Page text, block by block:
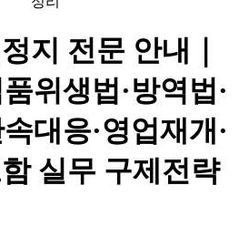
지 전문 안내｜
위생법·방역법·
대응·영업재개·
실무 구제전략